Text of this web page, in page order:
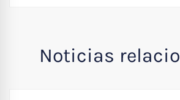
Noticias